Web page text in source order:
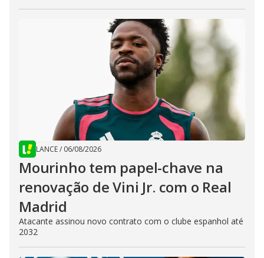
LANCE/ 06/08/2026
Mourinho tem papel-chave na
renovação de Vini Jr. com o Real
Madrid
Atacante assinou novo contrato com o clube espanhol até
2032